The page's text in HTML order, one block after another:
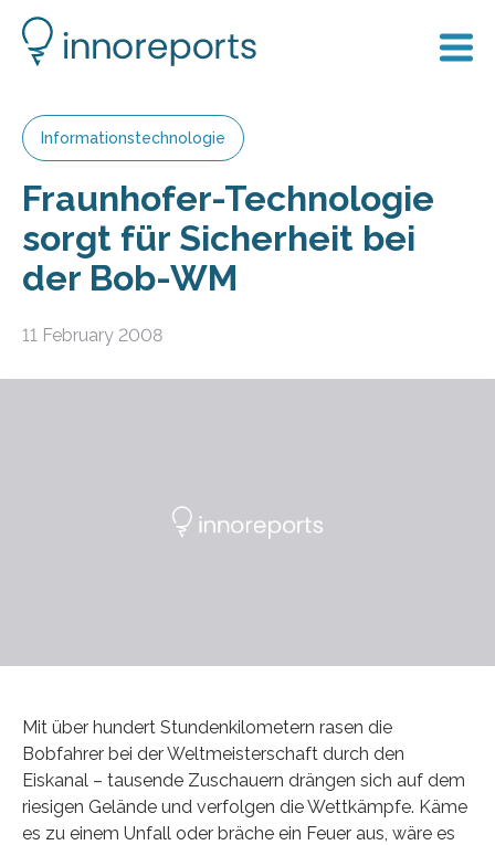
Informationstechnologie
Fraunhofer-Technologie
sorgt für Sicherheit bei
der Bob-WM
11 February 2008
Mit über hundert Stundenkilometern rasen die
Bobfahrer bei der Weltmeisterschaft durch den
Eiskanal – tausende Zuschauern drängen sich auf dem
riesigen Gelände und verfolgen die Wettkämpfe. Käme
es zu einem Unfall oder bräche ein Feuer aus, wäre es